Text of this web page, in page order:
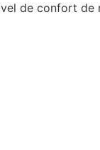
de confort de